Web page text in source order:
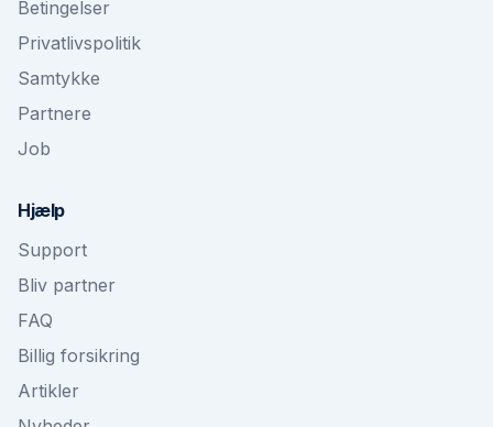
Betingelser
Privatlivspolitik
Samtykke
Partnere
Job
Hjælp
Support
Bliv partner
FAQ
Billig forsikring
Artikler